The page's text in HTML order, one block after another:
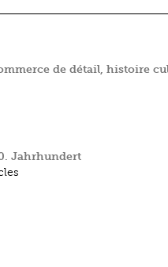
de détail, histoire
Jahrhundert